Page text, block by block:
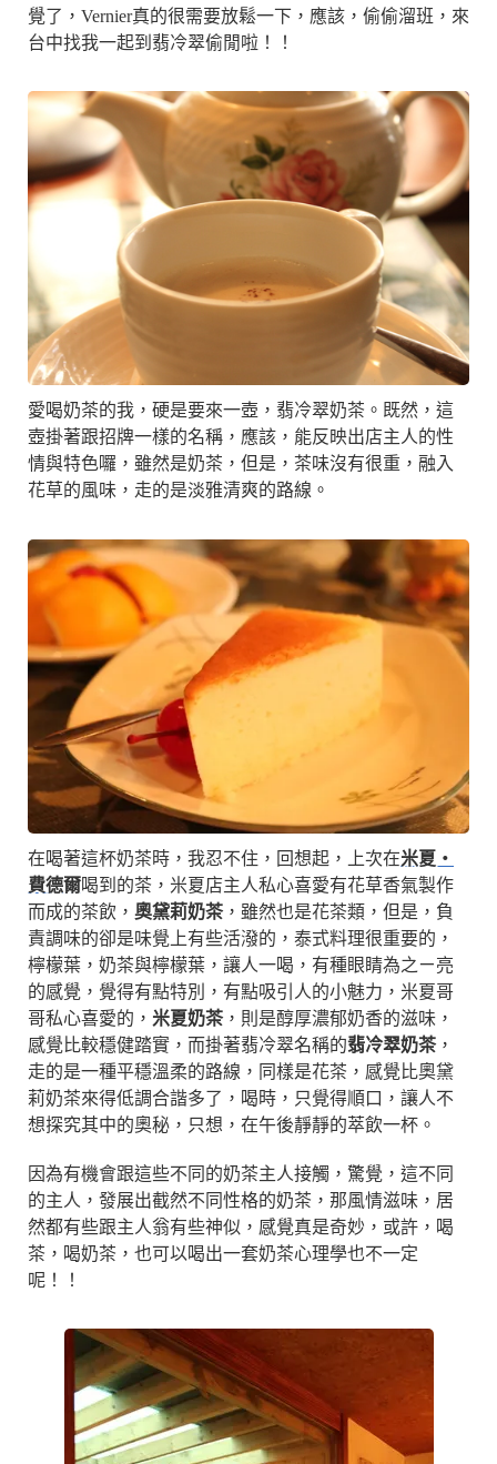
覺了，Vernier真的很需要放鬆一下，應該，偷偷溜班，來
台中找我一起到翡冷翠偷閒啦！！
愛喝奶茶的我，硬是要來一壺，翡冷翠奶茶。既然，這
壺掛著跟招牌一樣的名稱，應該，能反映出店主人的性
情與特色囉，雖然是奶茶，但是，茶味沒有很重，融入
花草的風味，走的是淡雅清爽的路線。
在喝著這杯奶茶時，我忍不住，回想起，上次在米夏‧
費德爾喝到的茶，米夏店主人私心喜愛有花草香氣製作
而成的茶飲， 奧黛莉奶茶，雖然也是花茶類，但是，負
責調味的卻是味覺上有些活潑的，泰式料理很重要的，
檸檬葉，奶茶與檸檬葉，讓人一喝，有種眼睛為之ㄧ亮
的感覺，覺得有點特別，有點吸引人的小魅力，米夏哥
哥私心喜愛的， 米夏奶茶，則是醇厚濃郁奶香的滋味，
感覺比較穩健踏實，而掛著翡冷翠名稱的翡冷翠奶茶，
走的是一種平穩溫柔的路線，同樣是花茶，感覺比奧黛
莉奶茶來得低調合諧多了，喝時，只覺得順口，讓人不
想探究其中的奧秘，只想，在午後靜靜的萃飲一杯。
因為有機會跟這些不同的奶茶主人接觸，驚覺，這不同
的主人，發展出截然不同性格的奶茶，那風情滋味，居
然都有些跟主人翁有些神似，感覺真是奇妙，或許，喝
茶，喝奶茶，也可以喝出一套奶茶心理學也不一定
呢！！